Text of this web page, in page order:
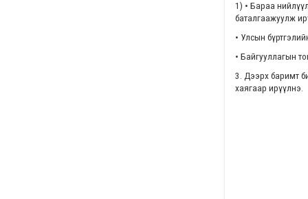
1) • Бараа
баталгаажуулж
• Улсын
• Байгууллагын
3. Дээрх баримт
хаягаар ирүүлнэ.